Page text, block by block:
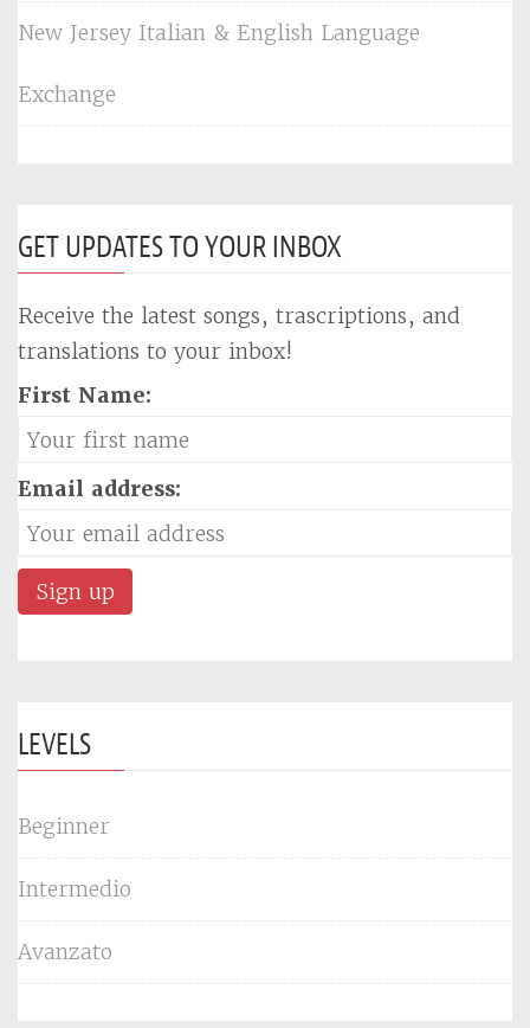
New Jersey Italian & English Language
Exchange
GET UPDATES TO YOUR INBOX
Receive the latest songs, trascriptions, and
translations to your inbox!
First Name:
Email address:
LEVELS
Beginner
Intermedio
Avanzato